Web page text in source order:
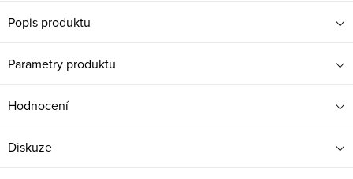
Popis produktu
Parametry produktu
Hodnocení
Diskuze